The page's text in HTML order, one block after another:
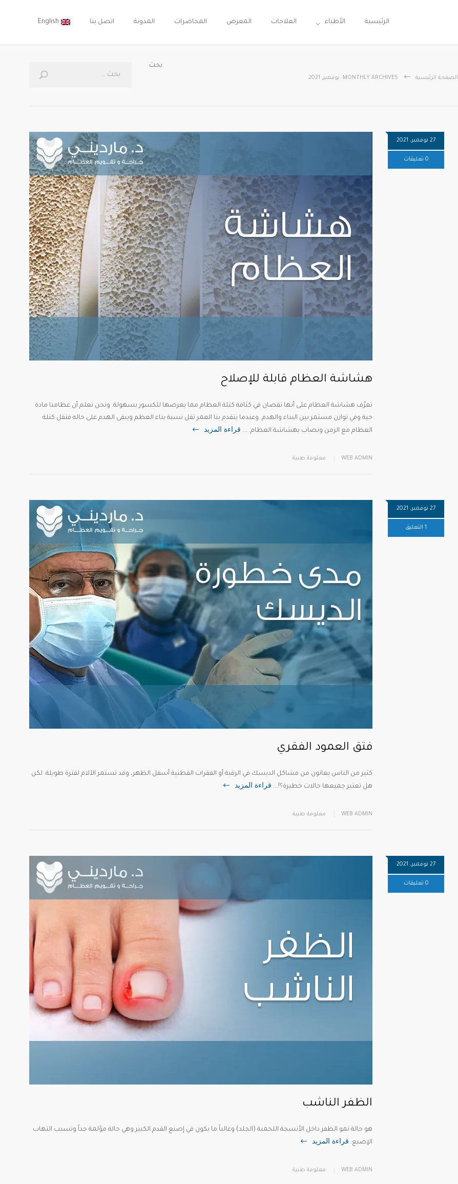
الرئيسية الأطباء العلاجات المعرض المحاضرات المدونة اتصل بنا English
الصفحة الرئيسية MONTHLY ARCHIVES: نوفمبر, 2021
بحث
27 نوفمبر، 2021
0 تعليقات
هشاشة العظام قابلة للإصلاح
تعرّف هشاشة العظام على أنها نقصان في كثافة كتلة العظام مما يعرضها للكسور بسهولة. ونحن نعلم أن عظامنا مادة
حية وفي توازن مستمر بين البناء والهدم. وعندما يتقدم بنا العمر تقل نسبة بناء العظم ويبقى الهدم على حاله فتقل كتلة
العظام مع الزمن ونصاب بهشاشة العظام. …. قراءة المزيد
WEB ADMIN معلومة طبية
27 نوفمبر، 2021
1 التعليق
فتق العمود الفقري
كثير من الناس يعانون من مشاكل الديسك في الرقبة أو الفقرات القطنية أسفل الظهر، وقد تستمر الآلام لفترة طويلة. لكن
هل تعتبر جميعها حالات خطيرة؟!…. قراءة المزيد
WEB ADMIN معلومة طبية
27 نوفمبر، 2021
0 تعليقات
الظفر الناشب
هو حالة نمو الظفر داخل الأنسجة اللحمية (الجلد) وغالباً ما يكون في إصبع القدم الكبير وهي حالة مؤلمة جداً وتسبب التهاب
الإصبع. قراءة المزيد
WEB ADMIN معلومة طبية